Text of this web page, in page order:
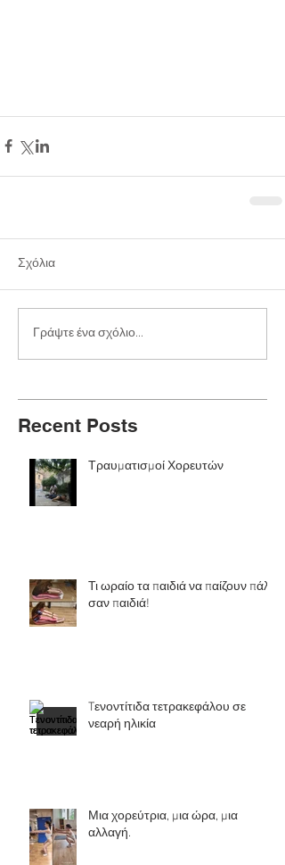
Σχόλια
Γράψτε ένα σχόλιο...
Recent Posts
Τραυματισμοί Χορευτών
Τι ωραίο τα παιδιά να παίζουν πάλι
σαν παιδιά!
Tενοντίτιδα τετρακεφάλου σε
νεαρή ηλικία
Μια χορεύτρια, μια ώρα, μια
αλλαγή.